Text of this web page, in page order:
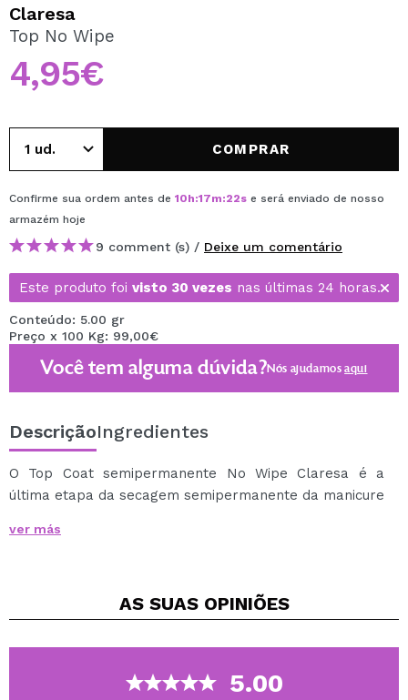
Ao criar uma conta no Maquibeauty.pt pode fazer as suas
compras rapidamente, verificar o estado das suas
encomendas e consultar as suas operações anteriores.
CRIAR CONTA
Claresa
Top No Wipe
4,95€
COMPRAR
Confirme sua ordem antes de 10h:17m:22s e será enviado de nosso
armazém hoje
9 comment (s) / Deixe um comentário
Este produto foi visto 30 vezes nas últimas 24 horas.
Conteúdo: 5.00 gr
Preço x 100 Kg: 99,00€
Você tem alguma dúvida?Nós ajudamosaqui
DescriçãoIngredientes
O Top Coat semipermanente No Wipe Claresa é a
última etapa da secagem semipermanente da manicure
A sua função é selar as camadas de cor aplicadas por
Ao contrário dos tops clássicos para este tipo de
superfície da unha, pelo que não é necessário passar o
detergente (o líquido de limpeza) sobre ela.
Depois de secar na lamparina, a manicure está
ver más
AS SUAS OPINIÕES
5.00